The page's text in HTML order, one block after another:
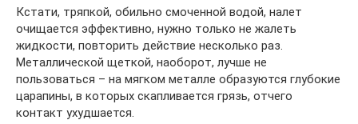
Кстати, тряпкой, обильно смоченной водой, налет
очищается эффективно, нужно только не жалеть
жидкости, повторить действие несколько раз.
Металлической щеткой, наоборот, лучше не
пользоваться – на мягком металле образуются глубокие
царапины, в которых скапливается грязь, отчего
контакт ухудшается.